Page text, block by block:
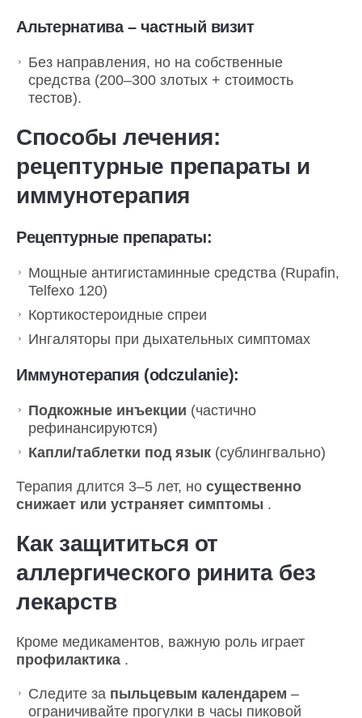
Альтернатива – частный визит
Без направления, но на собственные
средства (200–300 злотых + стоимость
тестов).
Способы лечения:
рецептурные препараты и
иммунотерапия
Рецептурные препараты:
Мощные антигистаминные средства (Rupafin,
Telfexo 120)
Кортикостероидные спреи
Ингаляторы при дыхательных симптомах
Иммунотерапия (odczulanie):
Подкожные инъекции (частично
рефинансируются)
Капли/таблетки под язык (сублингвально)
Терапия длится 3–5 лет, но существенно
снижает или устраняет симптомы .
Как защититься от
аллергического ринита без
лекарств
Кроме медикаментов, важную роль играет
профилактика .
Следите за пыльцевым календарем –
ограничивайте прогулки в часы пиковой